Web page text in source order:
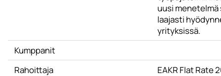
uusi menetelmä
laajasti
yrityksissä.
Kumppanit
Rahoittaja
EAKR Flat Rate